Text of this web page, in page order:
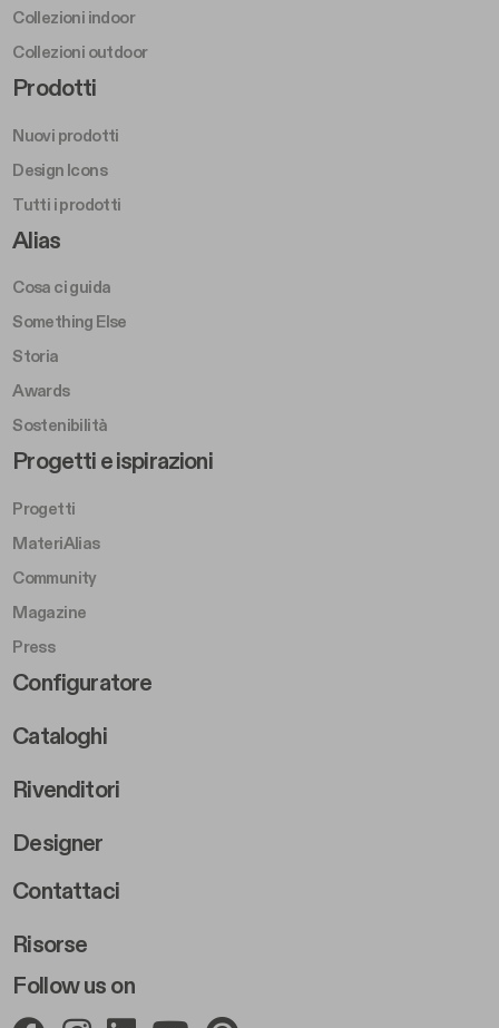
Collezioni indoor
Collezioni outdoor
Footer Right Middle A
Prodotti
Nuovi prodotti
Design Icons
Tutti i prodotti
Footer Right A
Alias
Cosa ci guida
Something Else
Storia
Awards
Sostenibilità
Follow us on
Footer Left Middle B
Progetti e ispirazioni
Progetti
MateriAlias
Community
Magazine
Press
Footer Right Middle B
Configuratore
Cataloghi
Rivenditori
Designer
Footer Right 2
Contattaci
Risorse